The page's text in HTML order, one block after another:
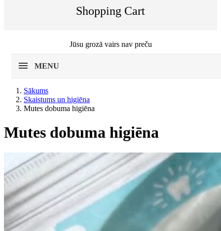
Shopping Cart
Jūsu grozā vairs nav preču
MENU
Sākums
Skaistums un higiēna
Mutes dobuma higiēna
ES lauksaimniecība?
Cena
Mutes dobuma higiēna